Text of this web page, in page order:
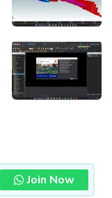
Join Now